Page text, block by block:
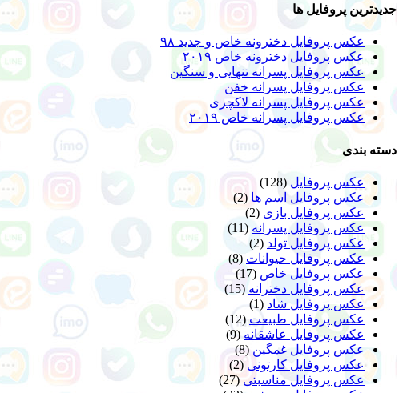
جدیدترین پروفایل ها
عکس پروفایل دخترونه خاص و جدید ۹۸
عکس پروفایل دخترونه خاص ۲۰۱۹
عکس پروفایل پسرانه تنهایی و سنگین
عکس پروفایل پسرانه خفن
عکس پروفایل پسرانه لاکچری
عکس پروفایل پسرانه خاص ۲۰۱۹
دسته بندی
عکس پروفایل (128)
عکس پروفایل اسم ها (2)
عکس پروفایل بازی (2)
عکس پروفایل پسرانه (11)
عکس پروفایل تولد (2)
عکس پروفایل حیوانات (8)
عکس پروفایل خاص (17)
عکس پروفایل دخترانه (15)
عکس پروفایل شاد (1)
عکس پروفایل طبیعت (12)
عکس پروفایل عاشقانه (9)
عکس پروفایل غمگین (8)
عکس پروفایل کارتونی (2)
عکس پروفایل مناسبتی (27)